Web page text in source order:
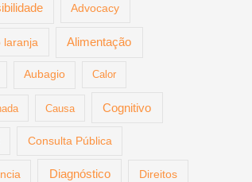
Advocacy
laranja Alimentação
Aubagio Calor
Causa Cognitivo
Consulta Pública
Diagnóstico Direitos